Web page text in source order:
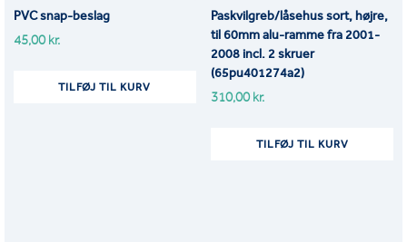
PVC snap-beslag
45,00kr.
TILFØJ TIL KURV
Paskvilgreb/låsehus sort, højre,
til 60mm alu-ramme fra 2001-
2008 incl. 2 skruer
(65pu401274a2)
310,00kr.
TILFØJ TIL KURV